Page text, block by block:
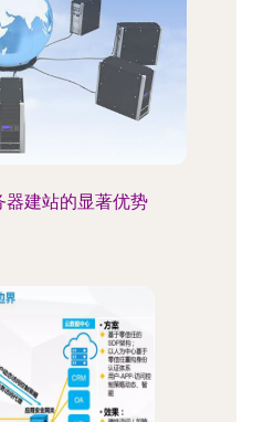
器建站的显著优势